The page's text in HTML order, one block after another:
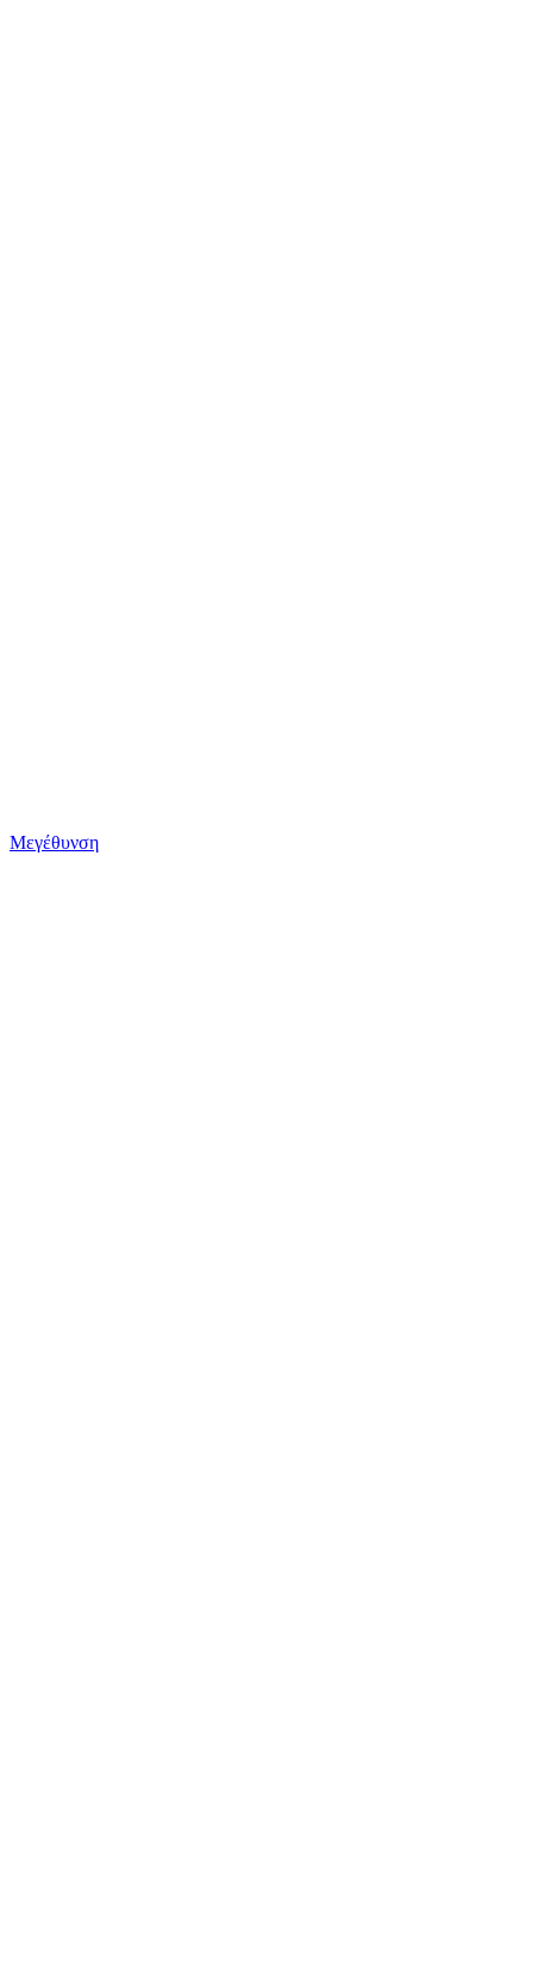
Μεγέθυνση